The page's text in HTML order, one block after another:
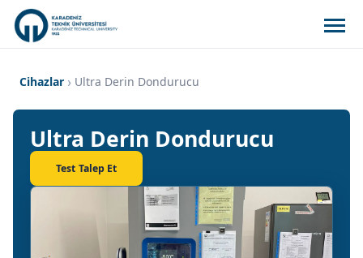
Cihazlar Ultra Derin Dondurucu
Ultra Derin Dondurucu
Test Talep Et